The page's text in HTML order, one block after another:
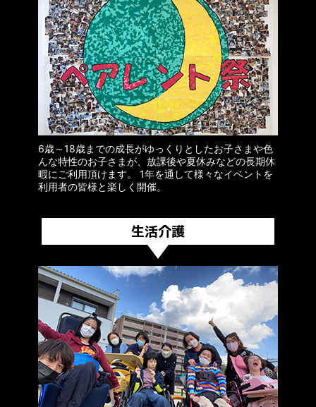
6歳～18歳までの成長がゆっくりとしたお子さまや色
んな特性のお子さまが、放課後や夏休みなどの長期休
暇にご利用頂けます。 1年を通して様々なイベントを
利用者の皆様と楽しく開催。
生活介護